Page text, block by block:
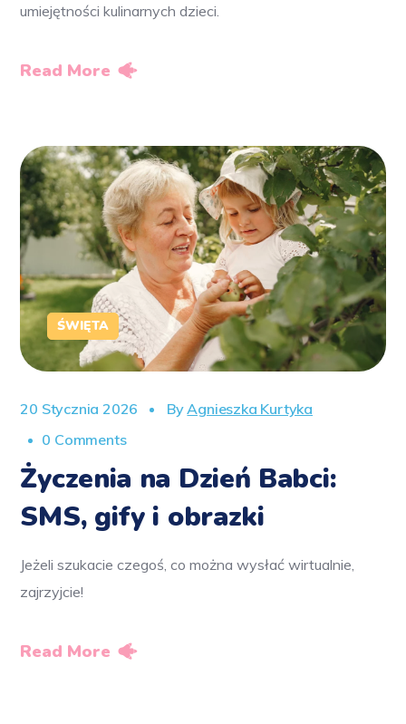
umiejętności kulinarnych dzieci.
Read More
ŚWIĘTA
20 Stycznia 2026 ByAgnieszka Kurtyka
0 Comments
Życzenia na Dzień Babci:
SMS, gify i obrazki
Jeżeli szukacie czegoś, co można wysłać wirtualnie,
zajrzyjcie!
Read More